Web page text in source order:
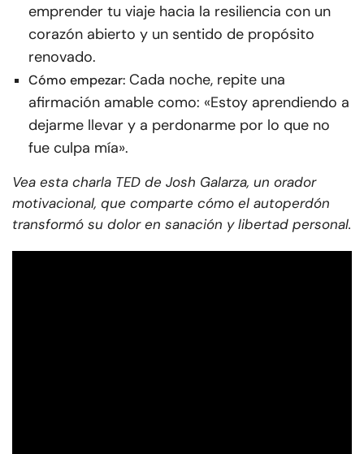
emprender tu viaje hacia la resiliencia con un
corazón abierto y un sentido de propósito
renovado.
Cómo empezar: Cada noche, repite una
afirmación amable como: «Estoy aprendiendo a
dejarme llevar y a perdonarme por lo que no
fue culpa mía».
Vea esta charla TED de Josh Galarza, un orador
motivacional, que comparte cómo el autoperdón
transformó su dolor en sanación y libertad personal.